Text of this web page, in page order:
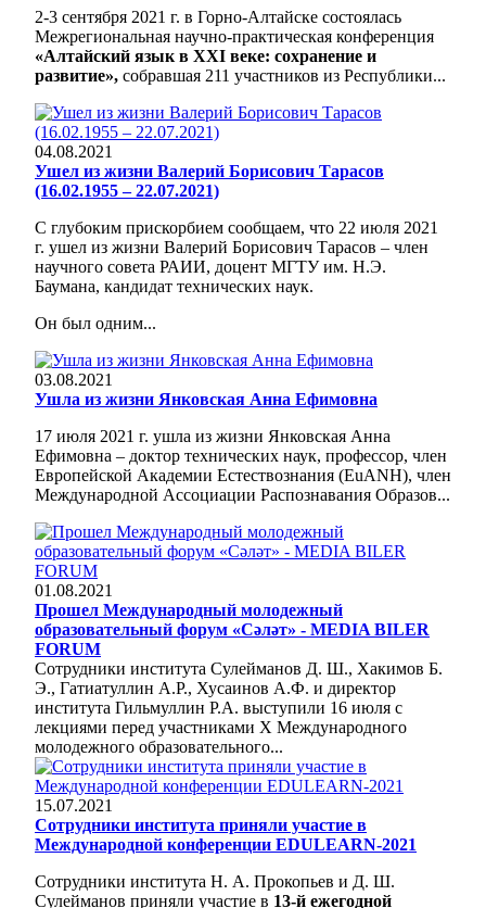
2-3 сентября 2021 г. в Горно-Алтайске состоялась
Межрегиональная научно-практическая конференция
«Алтайский язык в ХХI веке: сохранение и
развитие», собравшая 211 участников из Республики...
04.08.2021
Ушел из жизни Валерий Борисович Тарасов
(16.02.1955 – 22.07.2021)
С глубоким прискорбием сообщаем, что 22 июля 2021
г. ушел из жизни Валерий Борисович Тарасов – член
научного совета РАИИ, доцент МГТУ им. Н.Э.
Баумана, кандидат технических наук.
Он был одним...
03.08.2021
Ушла из жизни Янковская Анна Ефимовна
17 июля 2021 г. ушла из жизни Янковская Анна
Ефимовна – доктор технических наук, профессор, член
Европейской Академии Естествознания (EuANH), член
Международной Ассоциации Распознавания Образов...
01.08.2021
Прошел Международный молодежный
образовательный форум «Cәләт» - MEDIA BILER
FORUM
Сотрудники института Сулейманов Д. Ш., Хакимов Б.
Э., Гатиатуллин А.Р., Хусаинов А.Ф. и директор
института Гильмуллин Р.А. выступили 16 июля с
лекциями перед участниками X Международного
молодежного образовательного...
15.07.2021
Сотрудники института приняли участие в
Международной конференции EDULEARN-2021
Сотрудники института Н. А. Прокопьев и Д. Ш.
Сулейманов приняли участие в 13-й ежегодной